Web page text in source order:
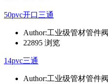
50pvc开口三通
Author:工业级管材管件
22895 浏览
14pvc三通
Author:工业级管材管件